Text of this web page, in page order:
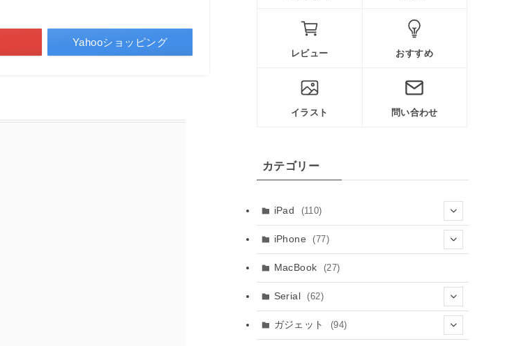
Yahooショッピング
レビュー おすすめ
イラスト 問い合わせ
カテゴリー
iPad (110)
(8)
iPhone (77)
(9)
MacBook (27)
Serial (62)
(30)
ガジェット (94)